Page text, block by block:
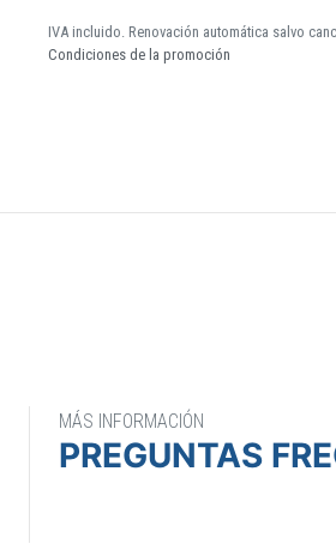
IVA incluido. Renovación automática salvo
Condiciones de la promoción
MÁS INFORMACIÓN
PREGUNTAS